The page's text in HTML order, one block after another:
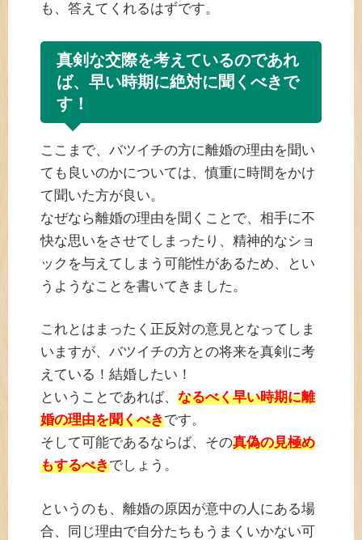
も、答えてくれるはずです。
真剣な交際を考えているのであれ
ば、早い時期に絶対に聞くべきで
す！
ここまで、バツイチの方に離婚の理由を聞い
ても良いのかについては、慎重に時間をかけ
て聞いた方が良い。
なぜなら離婚の理由を聞くことで、相手に不
快な思いをさせてしまったり、精神的なショ
ックを与えてしまう可能性があるため、とい
うようなことを書いてきました。
これとはまったく正反対の意見となってしま
いますが、バツイチの方との将来を真剣に考
えている！結婚したい！
ということであれば、 なるべく早い時期に離
婚の理由を聞くべきです。
そして可能であるならば、その真偽の見極め
もするべきでしょう。
というのも、離婚の原因が意中の人にある場
合、同じ理由で自分たちもうまくいかない可